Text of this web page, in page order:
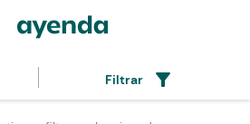
Filtrar filter_alt